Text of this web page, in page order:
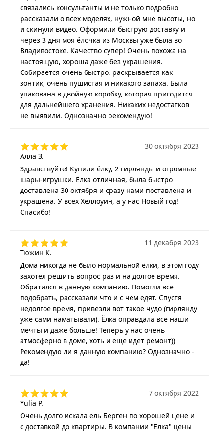
связались консультанты и не только подробно
рассказали о всех моделях, нужной мне высоты, но
и скинули видео. Оформили быструю доставку и
через 3 дня моя ёлочка из Москвы уже была во
Владивостоке. Качество супер! Очень похожа на
настоящую, хороша даже без украшения.
Собирается очень быстро, раскрывается как
зонтик, очень пушистая и никакого запаха. Была
упакована в двойную коробку, которая пригодится
для дальнейшего хранения. Никаких недостатков
не выявили. Однозначно рекомендую!
Алла З.
30 октября 2023
Здравствуйте! Купили ёлку, 2 гирлянды и огромные
шары-игрушки. Ёлка отличная, была быстро
доставлена 30 октября и сразу нами поставлена и
украшена. У всех Хеллоуин, а у нас Новый год!
Спасибо!
Тюжин К.
11 декабря 2023
Дома никогда не было нормальной ёлки, в этом году
захотел решить вопрос раз и на долгое время.
Обратился в данную компанию. Помогли все
подобрать, рассказали что и с чем едят. Спустя
недолгое время, привезли вот такое чудо (гирлянду
уже сами наматывали). Ёлка оправдала все наши
мечты и даже больше! Теперь у нас очень
атмосферно в доме, хоть и еще идет ремонт))
Рекомендую ли я данную компанию? Однозначно -
да!
Yulia P.
7 октября 2022
Очень долго искала ель Берген по хорошей цене и
с доставкой до квартиры. В компании "Ёлка" цены